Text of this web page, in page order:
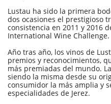
Lustau ha sido la primera
dos ocasiones el prestigioso
consistencia en 2011 y 2016
International Wine Challenge.
Año tras año, los vinos de
premios y reconocimientos,
más premiadas del mundo.
siendo la misma desde su
consumidor la más amplia y
especialidades de Jerez.